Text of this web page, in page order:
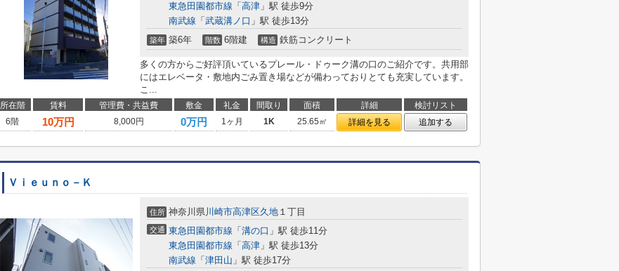
東急田園都市線 「 高津 」駅 徒歩9分
南武線 「 武蔵溝ノ口 」駅 徒歩13分
築年 築6年 階数 6階建 構造 鉄筋コンクリート
多くの方からご好評頂いているプレール・ドゥーク溝の口のご紹介です。共用部
にはエレベータ・敷地内ごみ置き場などが備わっておりとても充実しています。
こ...
所在階 賃料 管理費・共益費 敷金 礼金 間取り 面積 詳細
検討リスト
6階
10万円 8,000円 0万円 1ヶ月 1K 25.65㎡ 詳細を見る 追加する
Ｖｉｅｕｎｏ－Ｋ
住所 神奈川県川崎市高津区久地 １丁目
交通 東急田園都市線 「 溝の口 」駅 徒歩11分
東急田園都市線 「 高津 」駅 徒歩13分
南武線 「 津田山 」駅 徒歩17分